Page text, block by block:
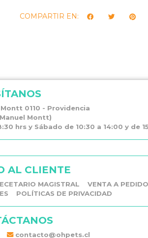
COMPARTIR EN:
0110 - Providencia
Montt)
hrs y Sábado de 10:30 a 14:00 y de
AL CLIENTE
MAGISTRAL VENTA A PEDIDO
POLÍTICAS DE PRIVACIDAD
contacto@ohpets.cl